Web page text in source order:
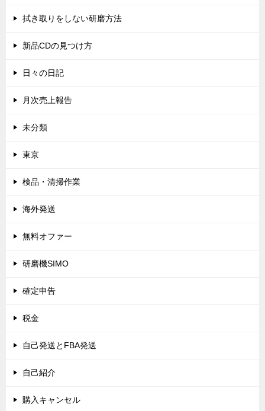
拭き取りをしない研磨方法
新品CDの見つけ方
日々の日記
月次売上報告
未分類
東京
検品・清掃作業
海外発送
無料オファー
研磨機SIMO
確定申告
税金
自己発送とFBA発送
自己紹介
購入キャンセル